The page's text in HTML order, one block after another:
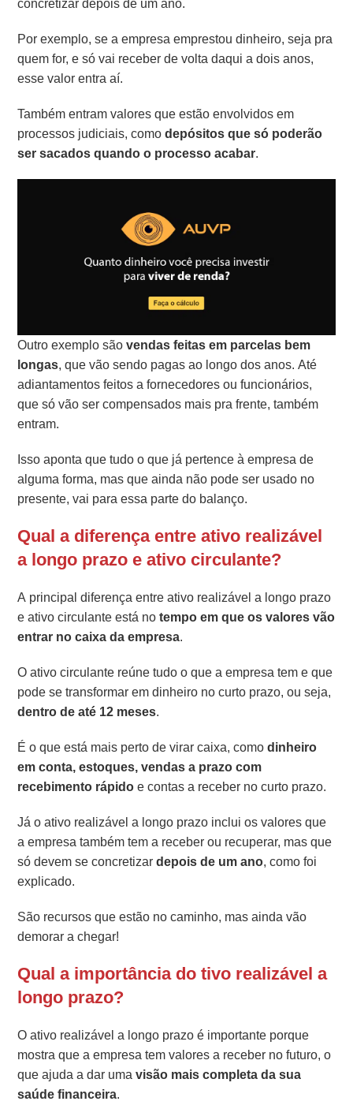
Por exemplo, se a empresa emprestou dinheiro, seja pra
quem for, e só vai receber de volta daqui a dois anos,
esse valor entra aí.
Também entram valores que estão envolvidos em
processos judiciais, comodepósitos que só poderão
ser sacados quando o processo acabar.
Outro exemplo sãovendas feitas em parcelas bem
longas, que vão sendo pagas ao longo dos anos. Até
adiantamentos feitos a fornecedores ou funcionários,
que só vão ser compensados mais pra frente, também
entram.
Isso aponta que tudo o que já pertence à empresa de
alguma forma, mas que ainda não pode ser usado no
presente, vai para essa parte do balanço.
Qual a diferença entre ativo realizável
a longo prazo e ativo circulante?
A principal diferença entre ativo realizável a longo prazo
e ativo circulante está notempo em que os valores vão
entrar no caixa da empresa.
O ativo circulante reúne tudo o que a empresa tem e que
pode se transformar em dinheiro no curto prazo, ou seja,
dentro de até 12 meses.
É o que está mais perto de virar caixa, comodinheiro
em conta, estoques, vendas a prazo com
recebimento rápidoe contas a receber no curto prazo.
Já o ativo realizável a longo prazo inclui os valores que
a empresa também tem a receber ou recuperar, mas que
só devem se concretizardepois de um ano, como foi
explicado.
São recursos que estão no caminho, mas ainda vão
demorar a chegar!
Qual a importância do tivo realizável a
longo prazo?
O ativo realizável a longo prazo é importante porque
mostra que a empresa tem valores a receber no futuro, o
que ajuda a dar umavisão mais completa da sua
saúde financeira.